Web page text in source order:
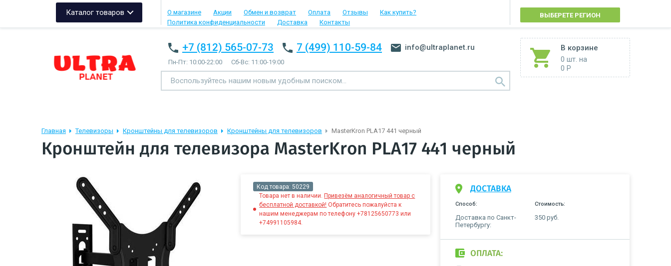
Каталог товаров О магазине Акции Обмен и возврат Оплата Отзывы
Как купить?
Политика конфиденциальности
Доставка Контакты
ВЫБЕРЕТЕ РЕГИОН
В корзине
0 шт. на
0 Р
+7 (812) 565-07-73 7 (499) 110-59-84 info@ultraplanet.ru
Пн-Пт: 10:00-22:00 Сб-Вс: 11:00-19:00
Главная Телевизоры Кронштейны для телевизоров Кронштейны для телевизоров MasterKron PLA17 441 черный
Кронштейн для телевизора MasterKron PLA17 441 черный
Код товара: 50229
Товара нет в наличии. Привезём аналогичный товар с
бесплатной доставкой! Обратитесь пожалуйста к
нашим менеджерам по телефону +78125650773 или
+74991105984.
ДОСТАВКА
Способ: Стоимость:
Доставка по Санкт-
Петербургу:
350 руб.
ОПЛАТА: